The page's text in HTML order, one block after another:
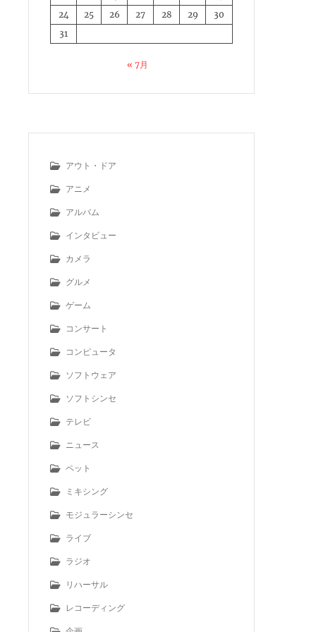
24
25 26 27 28 29
30
31
« 7月
アウト・ドア
アニメ
アルバム
インタビュー
カメラ
グルメ
ゲーム
コンサート
コンピュータ
ソフトウェア
ソフトシンセ
テレビ
ニュース
ペット
ミキシング
モジュラーシンセ
ライブ
ラジオ
リハーサル
レコーディング